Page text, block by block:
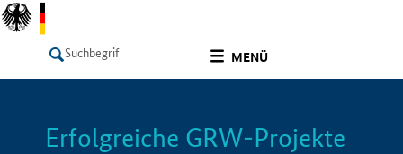
MENÜ
LISTE Info
Erfolgreiche GRW-Projekte